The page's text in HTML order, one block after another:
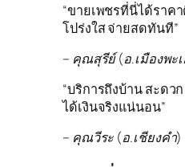
“ขายเพชรที่นี่ได้ราค
โปร่งใส จ่ายสดทันที”
– คุณสุรีย์ (อ.เมืองพะ
“บริการถึงบ้าน สะดว
ได้เงินจริงแน่นอน”
– คุณวีระ (อ.เชียงคำ)